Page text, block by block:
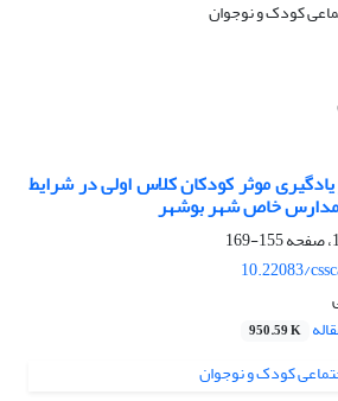
یادگیری موثر کودکان کلاس اولی در شرایط
مدارس خاص شهر بوشهر
155-169
10.22083/
950.59 K